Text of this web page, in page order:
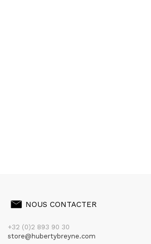
NOUS CONTACTER
+32 (0)2 893 90 30
store@hubertybreyne.com